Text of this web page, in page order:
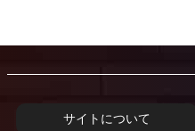
サイトについて